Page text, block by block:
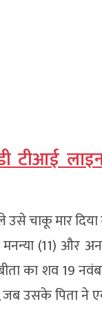
टीआई
उसे चाकू मार
(11) और
का शव 19
जब उसके पिता ने